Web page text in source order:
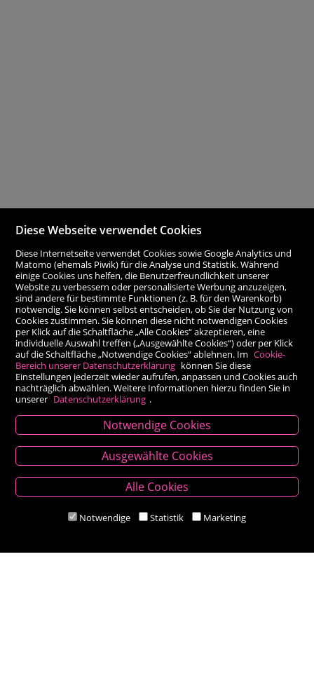
Kontakt
Besold Buch-Papier
Hauptplatz 14, 9300 St. Veit an der Glan
M:bestellung@besold.at
Diese Webseite verwendet Cookies
Diese Internetseite verwendet Cookies sowie Google Analytics und
Matomo (ehemals Piwik) für die Analyse und Statistik. Während
einige Cookies uns helfen, die Benutzerfreundlichkeit unserer
Website zu verbessern oder personalisierte Werbung anzuzeigen,
sind andere für bestimmte Funktionen (z. B. für den Warenkorb)
notwendig. Sie können selbst entscheiden, ob Sie der Nutzung von
Cookies zustimmen. Sie können diese nicht notwendigen Cookies
per Klick auf die Schaltfläche „Alle Cookies“ akzeptieren, eine
individuelle Auswahl treffen („Ausgewählte Cookies“) oder per Klick
auf die Schaltfläche „Notwendige Cookies“ ablehnen. Im Cookie-
Bereich unserer Datenschutzerklärung können Sie diese
Einstellungen jederzeit wieder aufrufen, anpassen und Cookies auch
nachträglich abwählen. Weitere Informationen hierzu finden Sie in
unserer Datenschutzerklärung .
Notwendige Cookies
Ausgewählte Cookies
Alle Cookies
Notwendige Statistik Marketing